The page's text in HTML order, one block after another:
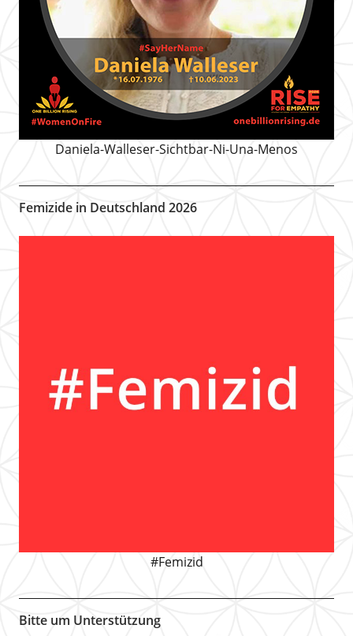
Daniela-Walleser-Sichtbar-Ni-Una-Menos
Femizide in Deutschland 2026
#Femizid
Bitte um Unterstützung